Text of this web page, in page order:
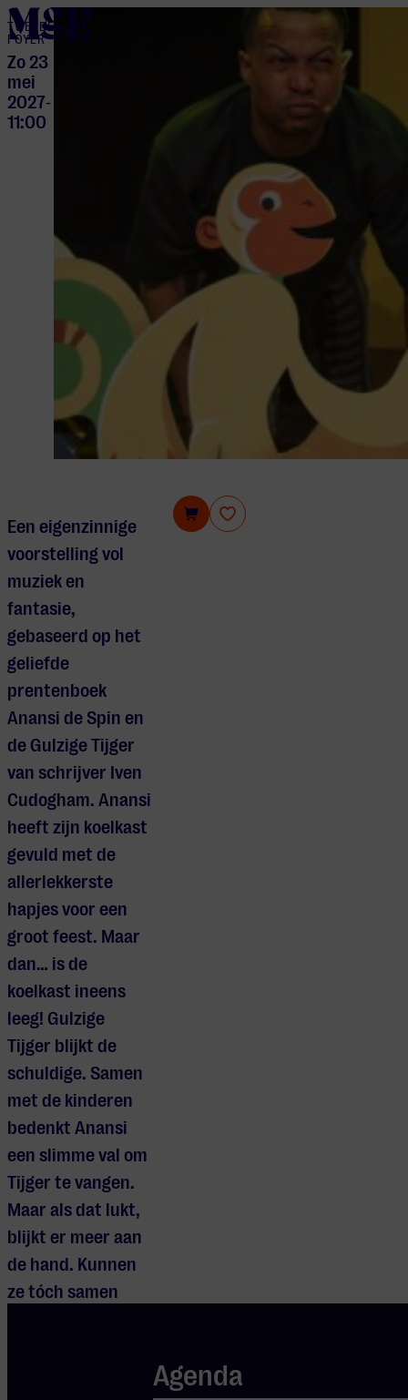
Agenda
TWEEDE
FOYER
Zo 23
mei
2027-
11:00
Een eigenzinnige
voorstelling vol
muziek en
fantasie,
gebaseerd op het
geliefde
prentenboek
Anansi de Spin en
de Gulzige Tijger
van schrijver Iven
Cudogham. Anansi
heeft zijn koelkast
gevuld met de
allerlekkerste
hapjes voor een
groot feest. Maar
dan… is de
koelkast ineens
leeg! Gulzige
Tijger blijkt de
schuldige. Samen
met de kinderen
bedenkt Anansi
een slimme val om
Tijger te vangen.
Maar als dat lukt,
blijkt er meer aan
de hand. Kunnen
ze tóch samen